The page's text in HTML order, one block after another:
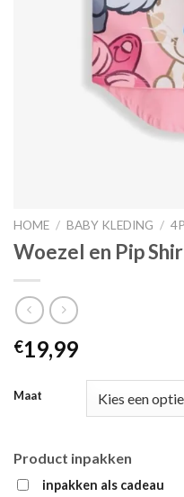
HOME / BABY KLEDING /
Woezel en Pip
€19,99
Maat
Product inpakken
inpakken als cadeau